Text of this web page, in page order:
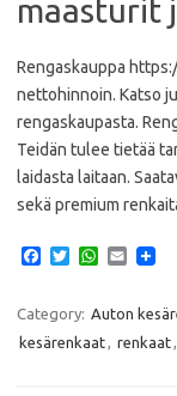
maasturit
Rengaskauppa
nettohinnoin. Katso
rengaskaupasta.
Teidän tulee tietää
laidasta laitaan.
sekä premium
e
b
o
T
t
t
e
W
t
s
A
E
i
Category: Auton
kesärenkaat
renkaat